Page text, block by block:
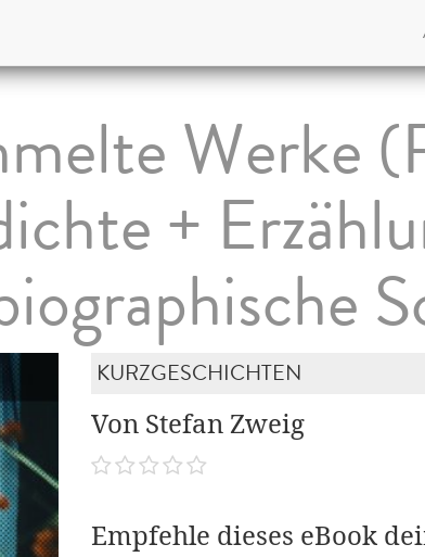
Werke
+
KURZGESCHICHTEN
Von Stefan Zweig
Empfehle dieses eBook